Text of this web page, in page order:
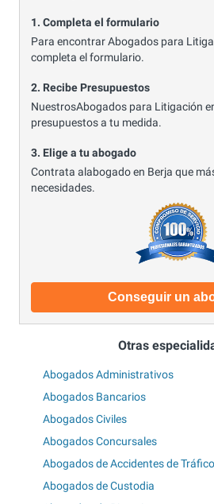
1. Completa el formulario
Para encontrar Abogados para
completa el formulario.
2. Recibe Presupuestos
NuestrosAbogados para Litigación
presupuestos a tu medida.
3. Elige a tu abogado
Contrata alabogado en Berja que
necesidades.
Conseguir un
Otras
Abogados Administrativos
Abogados Bancarios
Abogados Civiles
Abogados Concursales
Abogados de Accidentes de Tráfico
Abogados de Custodia